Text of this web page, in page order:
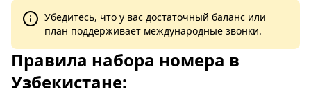
Убедитесь, что у вас достаточный баланс или
план поддерживает международные звонки.
Правила набора номера в
Узбекистане: